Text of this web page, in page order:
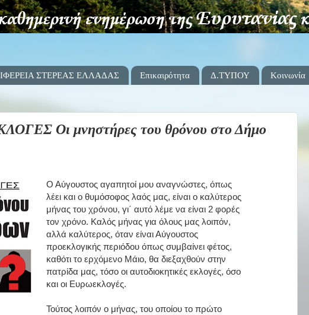
ΣΤΕΡΕΑΣ ΕΛΛΑΔΑΣ Επικαιρότητα Δ.ΤΥΠΟΥ Κοινωνία
Οι μνηστήρες του θρόνου στο Δήμο
Ο Αύγουστος αγαπητοί μου αναγνώστες, όπως
λέει και ο θυμόσοφος λαός μας, είναι ο καλύτερος
μήνας του χρόνου, γι΄ αυτό λέμε να είναι 2 φορές
τον χρόνο. Καλός μήνας για όλους μας λοιπόν,
αλλά καλύτερος, όταν είναι Αύγουστος
προεκλογικής περιόδου όπως συμβαίνει φέτος,
καθότι το ερχόμενο Μάιο, θα διεξαχθούν στην
πατρίδα μας, τόσο οι αυτοδιοκητικές εκλογές, όσο
και οι Ευρωεκλογές.
Τούτος λοιπόν ο μήνας, του οποίου το πρώτο